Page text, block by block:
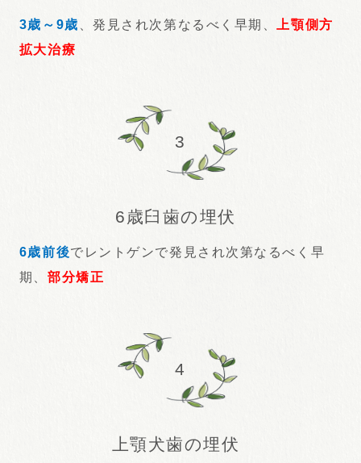
3歳～9歳 、発見され次第なるべく早期、
上顎側方
拡大治療
3
6歳臼歯の埋伏
6歳前後でレントゲンで発見され次第なるべく早
期、 部分矯正
4
上顎犬歯の埋伏